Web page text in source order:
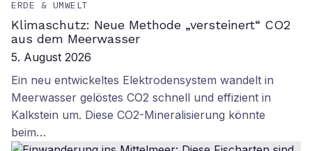
ERDE & UMWELT
Klimaschutz: Neue Methode „versteinert“ CO2
aus dem Meerwasser
5. August 2026
Ein neu entwickeltes Elektrodensystem wandelt in
Meerwasser gelöstes CO2 schnell und effizient in
Kalkstein um. Diese CO2-Mineralisierung könnte
beim…